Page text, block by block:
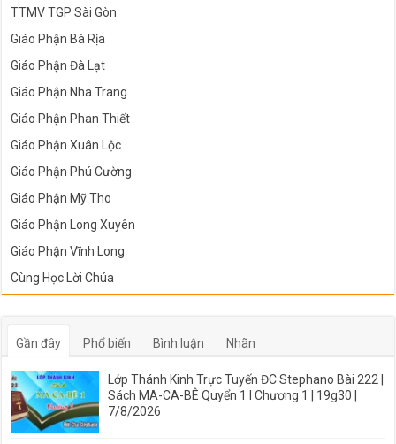
TTMV TGP Sài Gòn
Giáo Phận Bà Rịa
Giáo Phận Đà Lạt
Giáo Phận Nha Trang
Giáo Phận Phan Thiết
Giáo Phận Xuân Lộc
Giáo Phận Phú Cường
Giáo Phận Mỹ Tho
Giáo Phận Long Xuyên
Giáo Phận Vĩnh Long
Cùng Học Lời Chúa
Gần đây Phổ biến Bình luận Nhãn
Lớp Thánh Kinh Trực Tuyến ĐC Stephano Bài 222 |
Sách MA-CA-BÊ Quyển 1 I Chương 1 | 19g30 |
7/8/2026